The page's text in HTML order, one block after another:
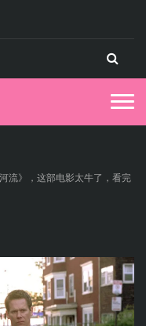
流》，这部电影太牛了，看完